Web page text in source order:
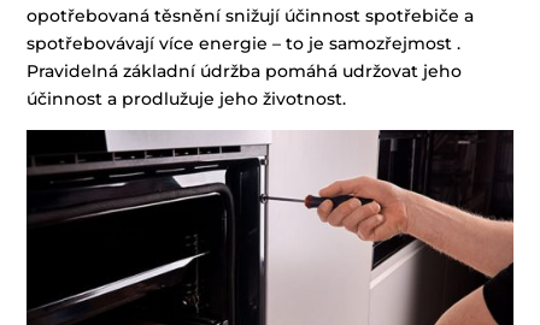
opotřebovaná těsnění snižují účinnost spotřebiče a
spotřebovávají více energie – to je samozřejmost .
Pravidelná základní údržba pomáhá udržovat jeho
účinnost a prodlužuje jeho životnost.